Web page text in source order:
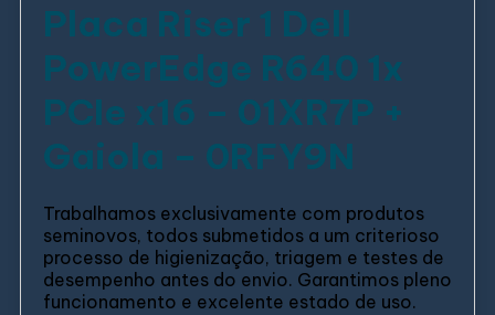
Placa Riser 1 Dell
PowerEdge R640 1x
PCIe x16 – 01XR7P +
Gaiola – 0RFY9N
Trabalhamos exclusivamente com produtos
seminovos, todos submetidos a um criterioso
processo de higienização, triagem e testes de
desempenho antes do envio. Garantimos pleno
funcionamento e excelente estado de uso.